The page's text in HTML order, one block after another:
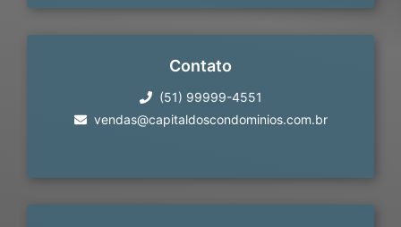
Contato
(51) 99999-4551
vendas@capitaldoscondominios.com.br